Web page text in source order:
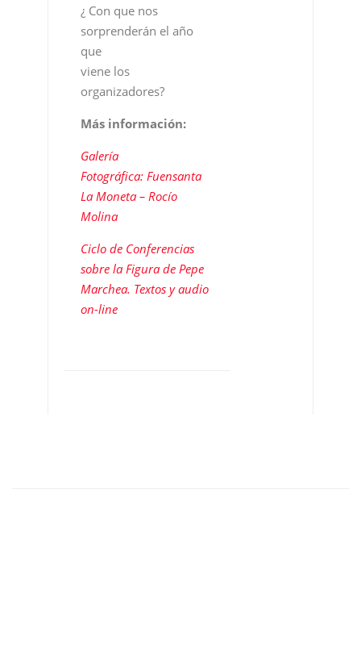
¿ Con que nos
sorprenderán el año
que
viene los
organizadores?
Más información:
Galería
Fotográfica: Fuensanta
La Moneta – Rocío
Molina
Ciclo de Conferencias
sobre la Figura de Pepe
Marchea. Textos y audio
on-line